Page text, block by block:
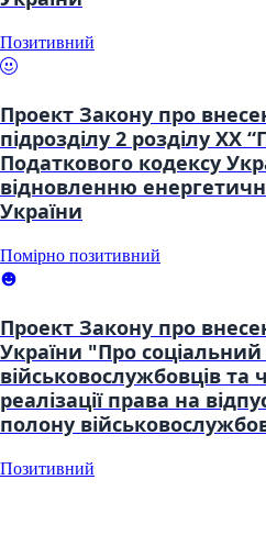
Позитивний
Проект Закону про
підрозділу 2 розділу XX
Податкового кодексу
відновленню
України
Помірно позитивний
Проект Закону про
України "Про
військовослужбовців та
реалізації права на
полону
Позитивний